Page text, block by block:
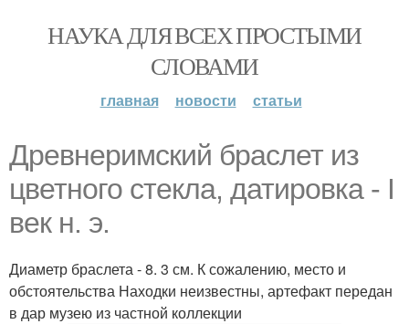
НАУКА ДЛЯ ВСЕХ ПРОСТЫМИ
СЛОВАМИ
главная новости статьи
Древнеримский браслет из
цветного стекла, датировка - I
век н. э.
Диаметр браслета - 8. 3 см. К сожалению, место и
обстоятельства Находки неизвестны, артефакт передан
в дар музею из частной коллекции